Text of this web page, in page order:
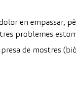
en empassar,
problemes
de mostres